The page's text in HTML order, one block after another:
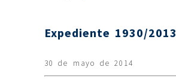
Expediente 1930/2013
30 de mayo de 2014